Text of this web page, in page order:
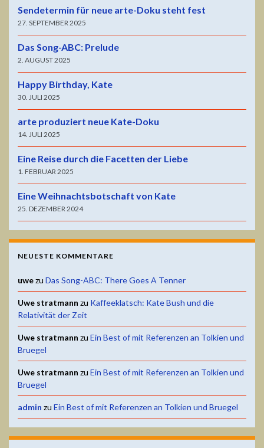
Sendetermin für neue arte-Doku steht fest
27. SEPTEMBER 2025
Das Song-ABC: Prelude
2. AUGUST 2025
Happy Birthday, Kate
30. JULI 2025
arte produziert neue Kate-Doku
14. JULI 2025
Eine Reise durch die Facetten der Liebe
1. FEBRUAR 2025
Eine Weihnachtsbotschaft von Kate
25. DEZEMBER 2024
NEUESTE KOMMENTARE
uwezu Das Song-ABC: There Goes A Tenner
Uwe stratmann zu Kaffeeklatsch: Kate Bush und die
Relativität der Zeit
Uwe stratmann zu Ein Best of mit Referenzen an Tolkien und
Bruegel
Uwe stratmann zu Ein Best of mit Referenzen an Tolkien und
Bruegel
admin zu Ein Best of mit Referenzen an Tolkien und Bruegel